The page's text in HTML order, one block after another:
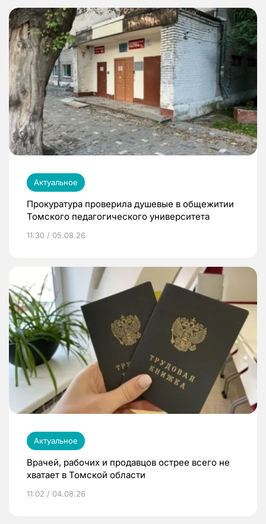
Актуальное
Прокуратура проверила душевые в общежитии
Томского педагогического университета
11:30 / 05.08.26
Актуальное
Врачей, рабочих и продавцов острее всего не
хватает в Томской области
11:02 / 04.08.26